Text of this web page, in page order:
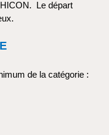
Le départ
de la catégorie :